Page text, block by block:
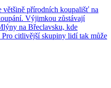
většině přírodních koupališť na
Výjimkou zůstávají
na Břeclavsku, kde
citlivější skupiny lidí tak může